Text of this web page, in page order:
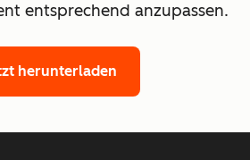
entsprechend anzupassen.
herunterladen